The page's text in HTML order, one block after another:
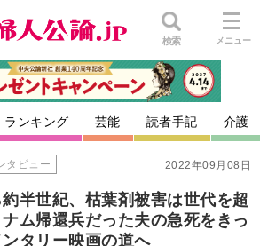
検索 メニュー
ランキング 芸能 読者手記 介護
2022年09月08日
タビュー
半世紀、枯葉剤被害は世代を超
ム帰還兵だった夫の急死をきっ
タリー映画の道へ